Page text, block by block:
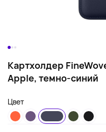
Картхолдер
Apple, темно-синий
Цвет